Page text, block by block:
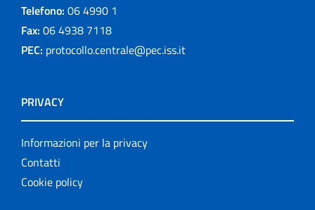
Telefono: 06 4990 1
Fax: 06 4938 7118
PEC: protocollo.centrale@pec.iss.it
PRIVACY
Informazioni per la privacy
Contatti
Cookie policy